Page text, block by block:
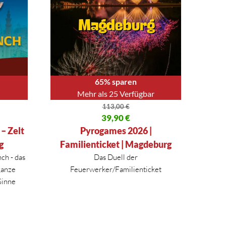
€
Zelt
- das
65% sparen
Mehr als 25 Verfügbar
113,00€
Ursprünglicher Preis war: 113,00 €
39,90€
Aktueller Preis ist: 39,90 €.
Pyrogames 2026 |
Familienticket | Magdeburg
Das Duell der
Feuerwerker/Familienticket